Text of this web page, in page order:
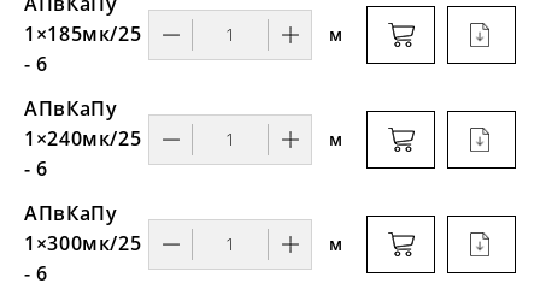
1×185мк/25
- 6
м
АПвКаПу
1×240мк/25
- 6
м
АПвКаПу
1×300мк/25
- 6
м